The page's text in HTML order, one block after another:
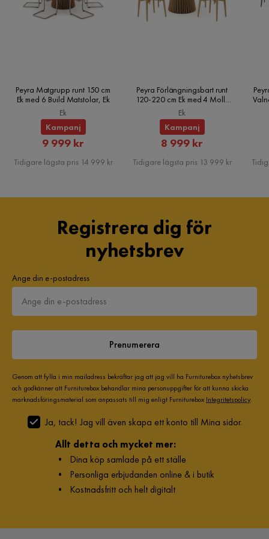
Serie
Peyra Matgrupp runt 150 cm
Ek med 6 Build Matstolar, Ek
Ek
Kampanj
Rabatterat
Pris
9 999 kr
Tidigare lägsta pris 14 999 kr
Peyra Förlängningsbart runt
120-220 cm Ek med 4 Molly
Matstolar, Ek
Ek
Kampanj
Rabatterat
Pris
8 999 kr
Tidigare lägsta pris 13 999 kr
Registrera dig för
nyhetsbrev
Ange din e-postadress
Prenumerera
Genom att fylla i min mailadress bekräftar jag att jag vill ha Furniturebox nyhetsbrev
och godkänner att Furniturebox behandlar mina personuppgifter för att kunna skicka
marknadsföringsmaterial som anpassats till mig enligt Furniturebox Integritetspolicy.
Ja, tack! Jag vill även skapa ett konto till Mina sidor.
Allt detta och mycket mer:
• Dina köp samlade på ett ställe
• Personliga erbjudanden online & i butik
• Kostnadsfritt och helt digitalt